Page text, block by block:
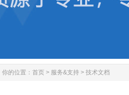
你的位置： 首页 > 服务&支持 > 技术文档